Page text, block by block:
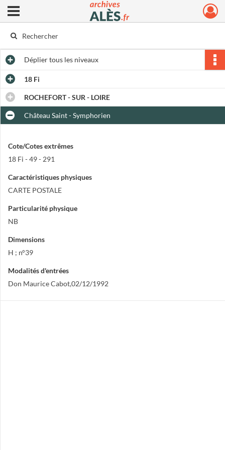
Archives municipales d'Alès
Ouvrir le menu déroulant
Dépliertous les niveaux
18 Fi
ROCHEFORT - SUR - LOIRE
Château Saint - Symphorien
Cote/Cotes extrêmes
18 Fi - 49 - 291
Caractéristiques physiques
CARTE POSTALE
Particularité physique
NB
Dimensions
H ; n°39
Modalités d'entrées
Don Maurice Cabot,02/12/1992